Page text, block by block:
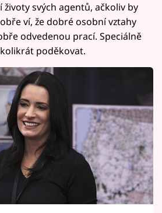
životy svých agentů, ačkoliv by
ví, že dobré osobní vztahy
odvedenou prací. Speciálně
poděkovat.